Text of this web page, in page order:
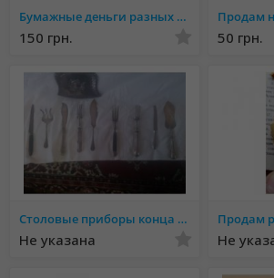
Бумажные деньги разных стран мира
150 грн. 50 грн.
Столовые приборы конца XIX века позолоченные 999+00 проба
Не указана Не